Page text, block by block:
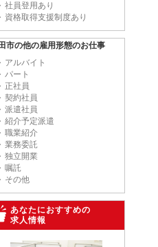
社員登用あり
資格取得支援制度あり
市の他の雇用形態のお仕事
アルバイト
パート
正社員
契約社員
派遣社員
紹介予定派遣
職業紹介
業務委託
独立開業
嘱託
その他
あなたにおすすめの
求人情報